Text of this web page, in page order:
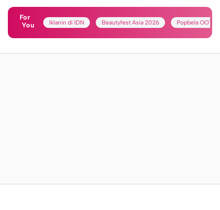
For
You
Iklanin di IDN Beautyfest Asia 2026 Popbela OOTD